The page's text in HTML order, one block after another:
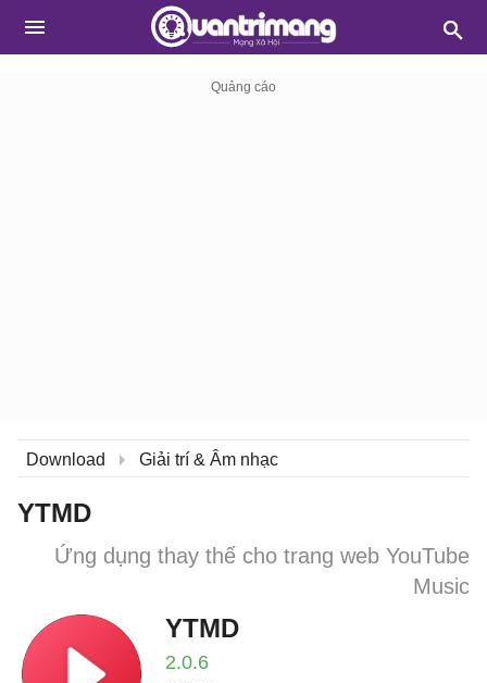
Download Giải trí & Âm nhạc
YTMD
Ứng dụng thay thế cho trang web YouTube
Music
YTMD
2.0.6